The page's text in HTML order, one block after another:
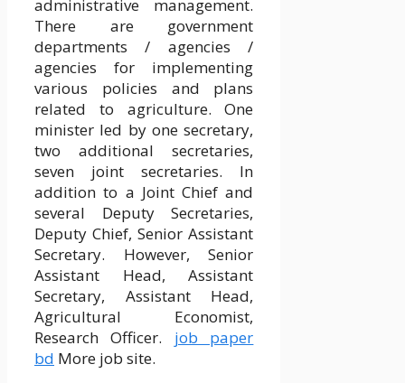
administrative management.
There are government
departments / agencies /
agencies for implementing
various policies and plans
related to agriculture. One
minister led by one secretary,
two additional secretaries,
seven joint secretaries. In
addition to a Joint Chief and
several Deputy Secretaries,
Deputy Chief, Senior Assistant
Secretary. However, Senior
Assistant Head, Assistant
Secretary, Assistant Head,
Agricultural Economist,
Research Officer. job paper
bd More job site.